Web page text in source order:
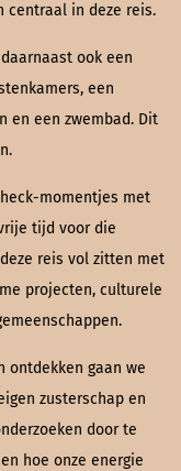
centraal in deze reis.
ook een
een
en een zwembad. Dit
momentjes met
tijd voor die
reis vol zitten met
projecten, culturele
ontdekken gaan we
zusterschap en
door te
hoe onze energie